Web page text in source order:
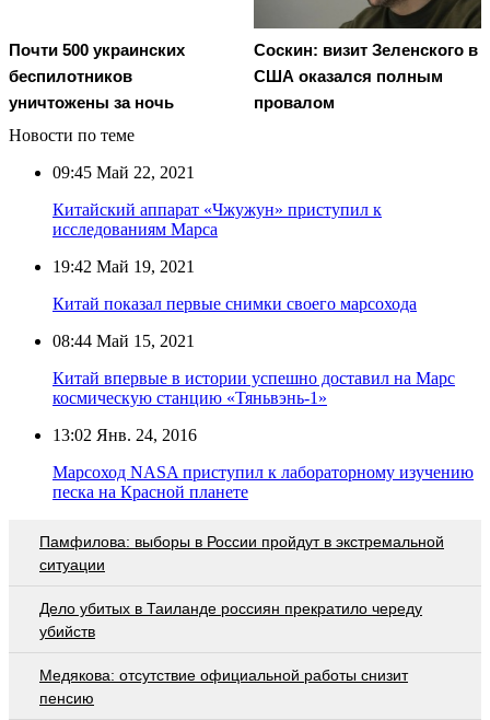
Почти 500 украинских
беспилотников
уничтожены за ночь
Соскин: визит Зеленского в
США оказался полным
провалом
Новости по теме
09:45 Май 22, 2021
Китайский аппарат «Чжужун» приступил к
исследованиям Марса
19:42 Май 19, 2021
Китай показал первые снимки своего марсохода
08:44 Май 15, 2021
Китай впервые в истории успешно доставил на Марс
космическую станцию «Тяньвэнь-1»
13:02 Янв. 24, 2016
Марсоход NASA приступил к лабораторному изучению
песка на Красной планете
Памфилова: выборы в России пройдут в экстремальной
ситуации
Дело убитых в Таиланде россиян прекратило череду
убийств
Медякова: отсутствие официальной работы снизит
пенсию